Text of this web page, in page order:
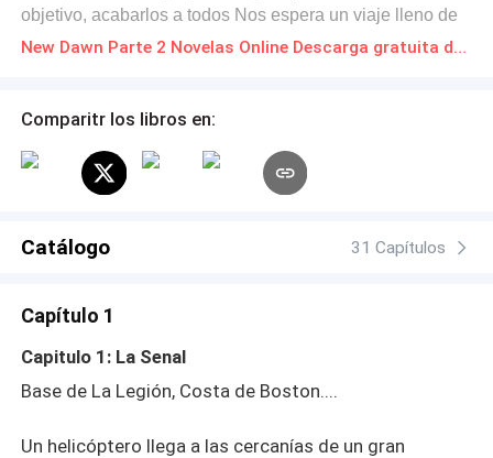
objetivo, acabarlos a todos Nos espera un viaje lleno de
dolorosas emociones y cambios muy abruptos que la
New Dawn Parte 2 Novelas Online Descarga gratuita de PDF
Comparitr los libros en:
Catálogo 31 Capítulos
Capítulo 1
Capitulo 1: La Senal
Base de La Legión, Costa de Boston....
Un helicóptero llega a las cercanías de un gran